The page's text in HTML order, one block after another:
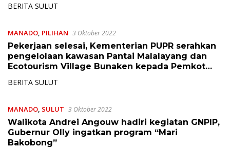
BERITA SULUT
MANADO PILIHAN 3 Oktober 2022
Pekerjaan selesai, Kementerian PUPR serahkan
pengelolaan kawasan Pantai Malalayang dan
Ecotourism Village Bunaken kepada Pemkot
BERITA SULUT
MANADO SULUT 3 Oktober 2022
Walikota Andrei Angouw hadiri kegiatan GNPIP,
Gubernur Olly ingatkan program “Mari
Bakobong”